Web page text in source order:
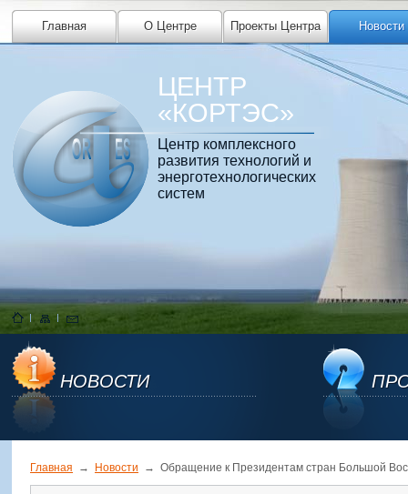
Главная О Центре Проекты Центра Новости
ЦЕНТР
«КОРТЭС»
Центр комплексного
развития технологий и
энерготехнологических
систем
НОВОСТИ
Главная → Новости → Обращение к Президентам стран Большой